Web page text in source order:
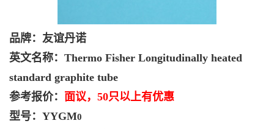
品牌：友谊丹诺
英文名称：Thermo Fisher Longitudinally heated
standard graphite tube
参考报价： 面议，50只以上有优惠
型号：YYGM0